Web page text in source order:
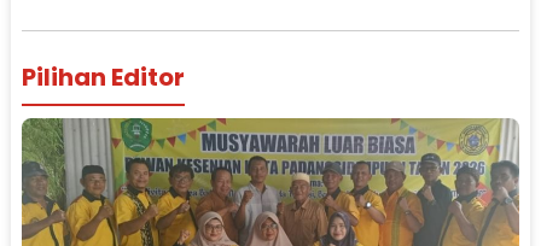
Pilihan Editor